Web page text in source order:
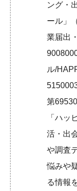
ング・
ール」
業届出
ル/
第
「ハッ
活・出
や調査
悩みや
る情